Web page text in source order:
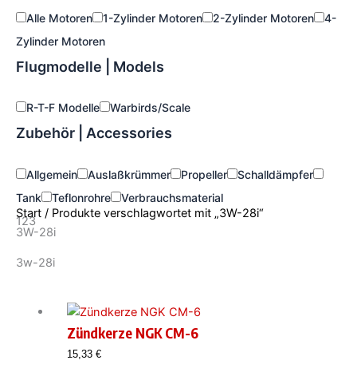
Alle Motoren 1-Zylinder Motoren 2-Zylinder Motoren
4-
Zylinder Motoren
Flugmodelle | Models
R-T-F Modelle Warbirds/Scale
Zubehör | Accessories
Allgemein Auslaßkrümmer Propeller
Schalldämpfer
Tank
Teflonrohre Verbrauchsmaterial
123
Start / Produkte verschlagwortet mit „3W-28i“
3W-28i
3w-28i
Zündkerze NGK CM-6
15,33 €